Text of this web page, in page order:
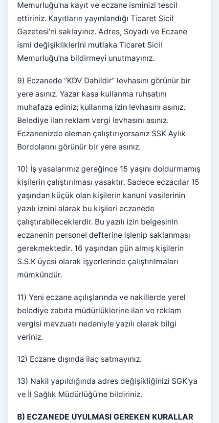
Memurluğu'na kayıt ve eczane isminizi tescil
ettiriniz. Kayıtların yayınlandığı Ticaret Sicil
Gazetesi'ni saklayınız. Adres, Soyadı ve Eczane
ismi değişikliklerini mutlaka Ticaret Sicil
Memurluğu'na bildirmeyi unutmayınız.
9) Eczanede “KDV Dahildir” levhasını görünür bir
yere asınız. Yazar kasa kullanma ruhsatını
muhafaza ediniz; kullanma izin levhasını asınız.
Belediye ilan reklam vergi levhasını asınız.
Eczanenizde eleman çalıştırıyorsanız SSK Aylık
Bordolarını görünür bir yere asınız.
10) İş yasalarımız gereğince 15 yaşını doldurmamış
kişilerin çalıştırılması yasaktır. Sadece eczacılar 15
yaşından küçük olan kişilerin kanuni vasilerinin
yazılı iznini alarak bu kişileri eczanede
çalıştırabileceklerdir. Bu yazılı izin belgesinin
eczanenin personel defterine işlenip saklanması
gerekmektedir. 16 yaşından gün almış kişilerin
S.S.K üyesi olarak işyerlerinde çalıştırılmaları
mümkündür.
11) Yeni eczane açılışlarında ve nakillerde yerel
belediye zabıta müdürlüklerine ilan ve reklam
vergisi mevzuatı nedeniyle yazılı olarak bilgi
veriniz.
12) Eczane dışında ilaç satmayınız.
13) Nakil yapıldığında adres değişikliğinizi SGK'ya
ve İl Sağlık Müdürlüğü'ne bildiriniz.
B) ECZANEDE UYULMASI GEREKEN KURALLAR